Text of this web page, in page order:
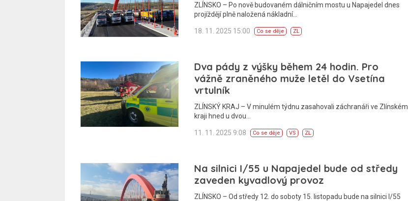
ZLÍNSKO – Po nově budovaném dálničním mostu u Napajedel dnes
projíždějí plně naložená nákladní…
18. 11. 2025 15:00 Co se děje ZL
Dva pády z výšky během 24 hodin. Pro
vážně zraněného muže letěl do Vsetína
vrtulník
ZLÍNSKÝ KRAJ – V minulém týdnu zasahovali záchranáři ve Zlínském
kraji hned u dvou…
11. 11. 2025 9:08 Co se děje VS ZL
Na silnici I/55 u Napajedel bude od středy
zaveden kyvadlový provoz
ZLÍNSKO – Od středy 12. do soboty 15. listopadu bude na silnici I/55